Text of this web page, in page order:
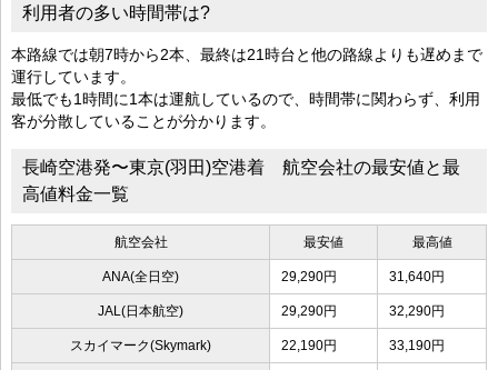
利用者の多い時間帯は?
本路線では朝7時から2本、最終は21時台と他の路線よりも遅めまで
運行しています。
最低でも1時間に1本は運航しているので、時間帯に関わらず、利用
客が分散していることが分かります。
長崎空港発〜東京(羽田)空港着 航空会社の最安値と最
高値料金一覧
航空会社 最安値 最高値
ANA(全日空) 29,290円 31,640円
JAL(日本航空) 29,290円 32,290円
スカイマーク(Skymark) 22,190円 33,190円